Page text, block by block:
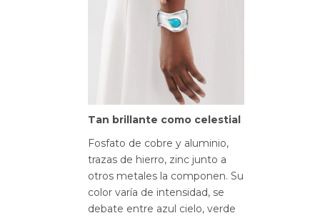
Tan brillante como celestial
Fosfato de cobre y aluminio,
trazas de hierro, zinc junto a
otros metales la componen. Su
color varía de intensidad, se
debate entre azul cielo, verde